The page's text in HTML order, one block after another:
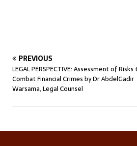
PREVIOUS
LEGAL PERSPECTIVE: Assessment of Risks
Combat Financial Crimes by Dr AbdelGadir
Warsama, Legal Counsel